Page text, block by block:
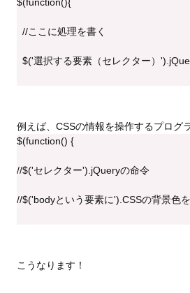
  //ここに処理を書く
$('選択する要素（セレクター）
例えば、CSSの情報を操作するプログ
$(function() {
//$('セレクター').jQueryの命令
//$('bodyという要素に').CSSの背景色
こうなります！